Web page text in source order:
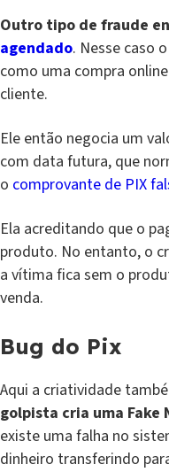
Outro tipo de fraude
agendado. Nesse caso
como uma compra
cliente.
Ele então negocia um
com data futura, que
o comprovante de PIX
Ela acreditando que o
produto. No entanto, o
a vítima fica sem o
venda.
Bug do Pix
Aqui a criatividade
golpista cria uma Fake
existe uma falha no
dinheiro transferindo